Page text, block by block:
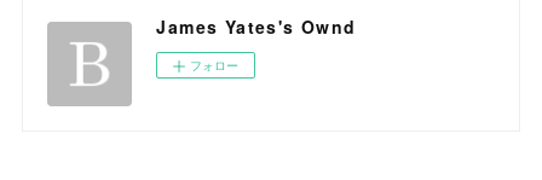
James Yates's Ownd
フォロー